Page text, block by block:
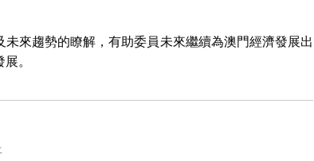
來趨勢的瞭解，有助委員未來繼續為澳門經濟發展出
。